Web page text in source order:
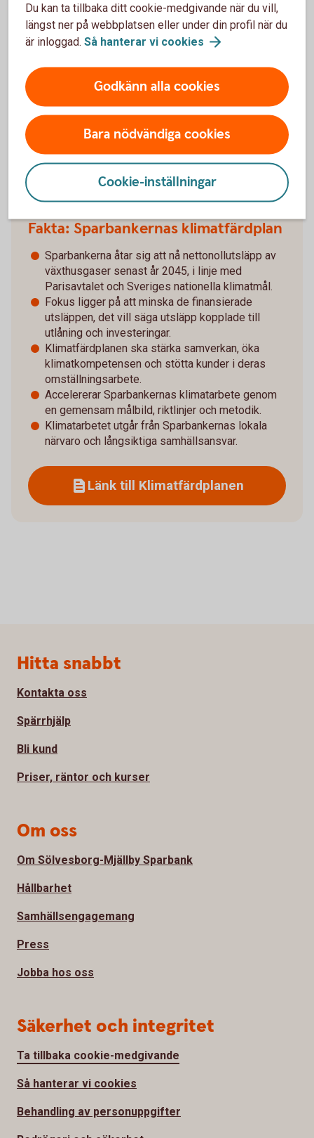
bor och driver företag.
– Sparbankerna står stadigt i en idé som är över 200 år
gammal, men vi blickar samtidigt framåt. Vår styrka är
kombinationen av lokal närvaro och gemensam kraft. Tack
vare Sparbankernas nära relationer till kunderna är vi en
möjliggörare och viktig partner i kundens
omställningsarbete. Genom klimatfärdplanen samlar vi hela
Sparbanksrörelsen bakom tydliga mål och ett gemensamt
ansvar för framtiden, säger Dora Säll.
Fakta: Sparbankernas klimatfärdplan
Sparbankerna åtar sig att nå nettonollutsläpp av
växthusgaser senast år 2045, i linje med
Parisavtalet och Sveriges nationella klimatmål.
Fokus ligger på att minska de finansierade
utsläppen, det vill säga utsläpp kopplade till
utlåning och investeringar.
Klimatfärdplanen ska stärka samverkan, öka
klimatkompetensen och stötta kunder i deras
omställningsarbete.
Accelererar Sparbankernas klimatarbete genom
en gemensam målbild, riktlinjer och metodik.
Klimatarbetet utgår från Sparbankernas lokala
närvaro och långsiktiga samhällsansvar.
Länk till Klimatfärdplanen
Du kan ta tillbaka ditt cookie-medgivande när du vill,
längst ner på webbplatsen eller under din profil när du
är inloggad. Så hanterar vi cookies
Godkänn alla cookies
Bara nödvändiga cookies
Cookie-inställningar
Sidfot
Hitta snabbt
Kontakta oss
Spärrhjälp
Bli kund
Priser, räntor och kurser
Om oss
Om Sölvesborg-Mjällby Sparbank
Hållbarhet
Samhällsengagemang
Press
Jobba hos oss
Säkerhet och integritet
Ta tillbaka cookie-medgivande
Så hanterar vi cookies
Behandling av personuppgifter